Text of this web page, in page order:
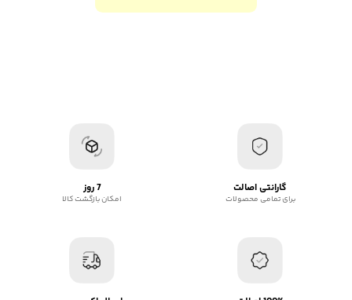
گارانتی اصالت
برای تمامی محصولات
7 روز
امکان بازگشت کالا